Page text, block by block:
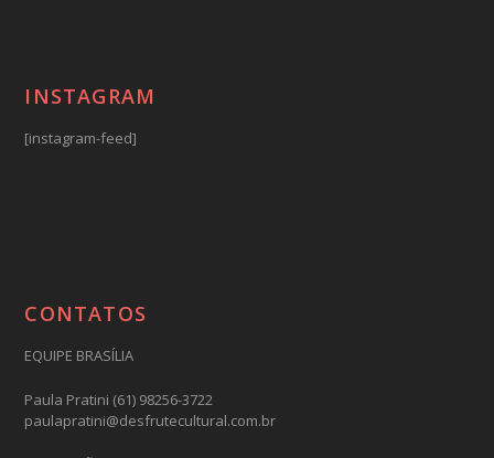
INSTAGRAM
[instagram-feed]
CONTATOS
EQUIPE BRASÍLIA
Paula Pratini (61) 98256-3722
paulapratini@desfrutecultural.com.br